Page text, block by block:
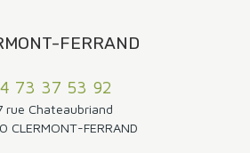
FERRAND
73 37 53 92
rue Chateaubriand
CLERMONT-FERRAND